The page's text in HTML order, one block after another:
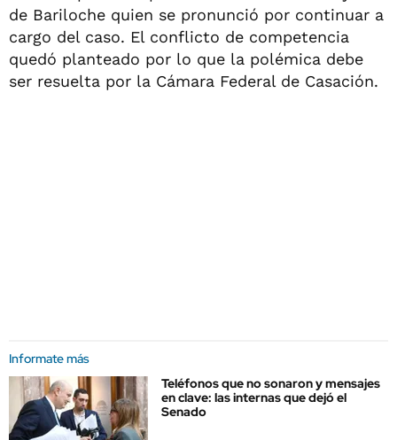
de Bariloche quien se pronunció por continuar a
cargo del caso. El conflicto de competencia
quedó planteado por lo que la polémica debe
ser resuelta por la Cámara Federal de Casación.
Informate más
Teléfonos que no sonaron y mensajes
en clave: las internas que dejó el
Senado